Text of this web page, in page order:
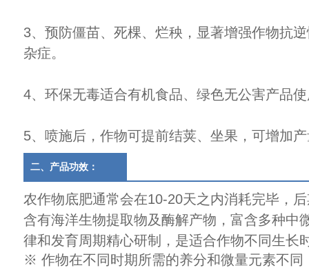
3、预防僵苗、死棵、烂秧，显著增强作物抗
杂症。
4、环保无毒适合有机食品、绿色无公害产品
5、喷施后，作物可提前结荚、坐果，可增加
二、产品功效：
农作物底肥通常会在10-20天之内消耗完毕，
含有海洋生物提取物及酶解产物，富含多种中
律和发育周期精心研制，是适合作物不同生长
※ 作物在不同时期所需的养分和微量元素不同